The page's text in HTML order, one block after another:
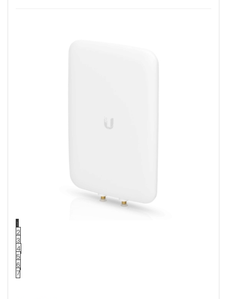
1
2
3
4
5
6
7